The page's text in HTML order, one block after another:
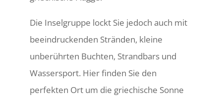
Die Inselgruppe lockt Sie jedoch auch mit
beeindruckenden Stränden, kleine
unberührten Buchten, Strandbars und
Wassersport. Hier finden Sie den
perfekten Ort um die griechische Sonne